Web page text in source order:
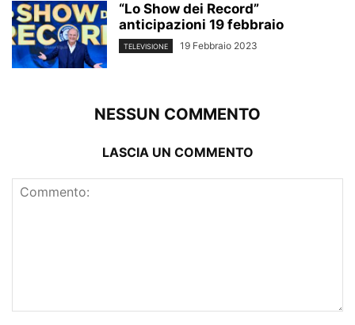
“Lo Show dei Record”
anticipazioni 19 febbraio
TELEVISIONE 19 Febbraio 2023
NESSUN COMMENTO
LASCIA UN COMMENTO